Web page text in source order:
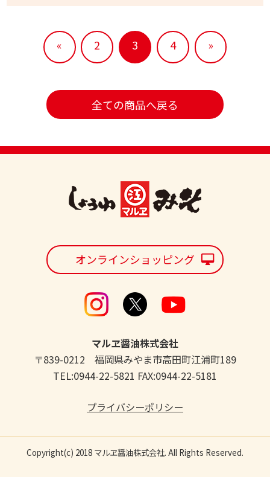
« 2 3 4 »
全ての商品へ戻る
オンラインショッピング
マルヱ醤油株式会社
〒839-0212 福岡県みやま市高田町江浦町189
TEL:0944-22-5821 FAX:0944-22-5181
プライバシーポリシー
Copyright(c) 2018 マルヱ醤油株式会社. All Rights Reserved.